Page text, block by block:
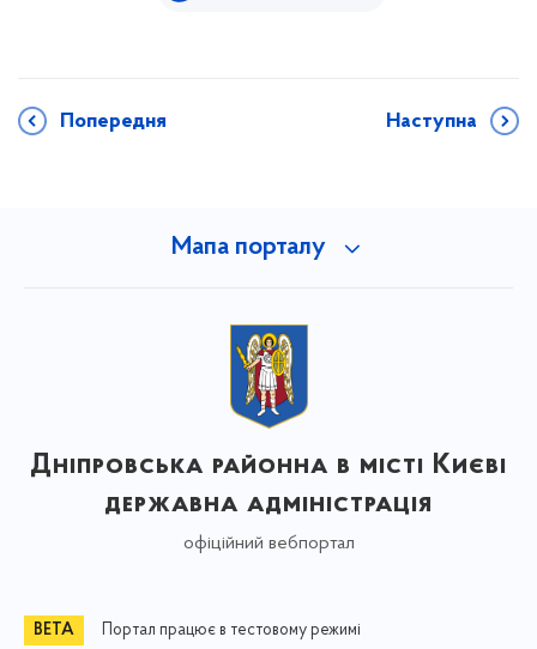
Попередня Наступна
Мапа порталу
Дніпровська районна в місті Києві
державна адміністрація
офіційний вебпортал
Портал працює в тестовому режимі